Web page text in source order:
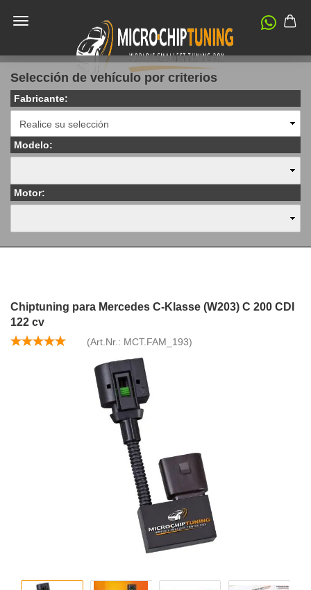
Selección de vehículo por criterios
Fabricante:
Modelo:
Motor:
Chiptuning para Mercedes C-Klasse (W203) C 200 CDI
122 cv
(Art.Nr.: MCT.FAM_193)